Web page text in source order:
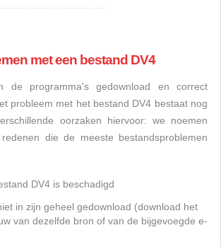
met een bestand DV4
de programma's gedownload en correct
probleem met het bestand DV4 bestaat nog
oorzaken hiervoor: we noemen
die de meeste bestandsproblemen
DV4 is beschadigd
in zijn geheel gedownload (download het
van dezelfde bron of van de bijgevoegde e-